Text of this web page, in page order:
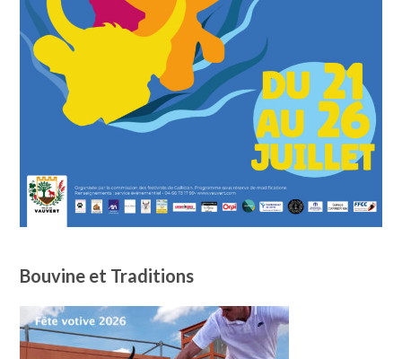
Bouvine et Traditions